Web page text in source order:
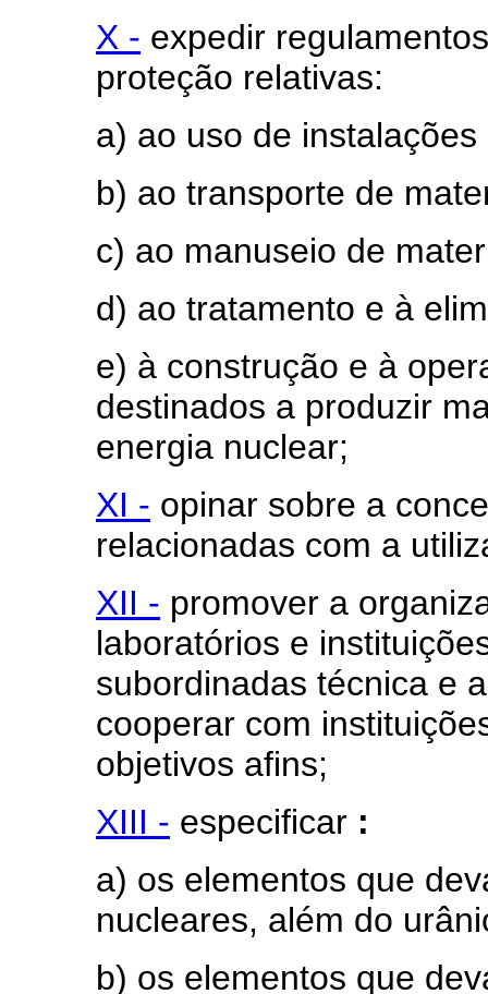
X - expedir
proteção relativas:
a) ao uso de
b) ao transporte de
c) ao manuseio de
d) ao tratamento e à
e) à construção e à
destinados a produzir
energia nuclear;
XI - opinar sobre a
relacionadas com a
XII - promover a
laboratórios e
subordinadas técnica e
cooperar com
objetivos afins;
XIII - especificar :
a) os elementos que
nucleares, além do
b) os elementos que